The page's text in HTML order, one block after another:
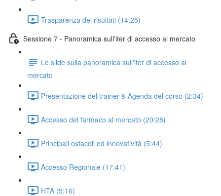
Trasparenza dei risultati (14:25)
Sessione 7 - Panoramica sull'iter di accesso al mercato
Le slide sulla panoramica sull'iter di accesso al
mercato
Presentazione del trainer & Agenda del corso (2:34)
Accesso del farmaco al mercato (20:28)
Principali ostacoli ed innovatività (5:44)
Accesso Regionale (17:41)
HTA (5:16)